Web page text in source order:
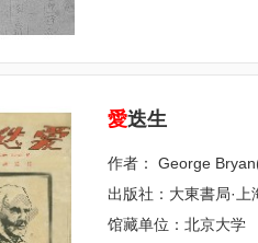
愛迭生
作者： George
出版社：大東書局·上
馆藏单位：北京大学